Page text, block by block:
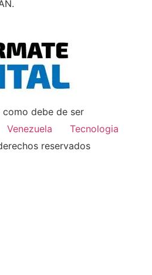
debe de ser
Venezuela
Tecnologia
reservados